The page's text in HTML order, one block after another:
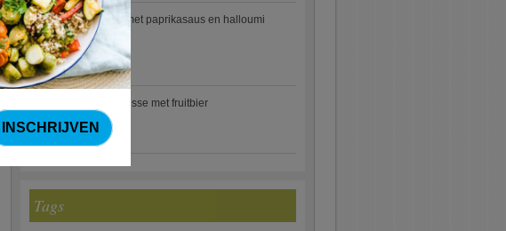
Courgetti met paprikasaus en halloumi
(Sandra Bekkari)
Chocomousse met fruitbier
Tags